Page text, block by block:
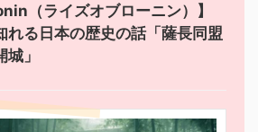
（ライズオブローニン）】
れる日本の歴史の話「薩長同盟
」